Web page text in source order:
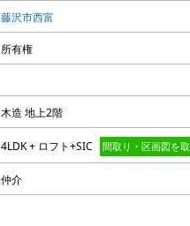
藤沢市西富
所有権
木造 地上2階
4LDK + ロフト+SIC 間取り・区画図を
仲介